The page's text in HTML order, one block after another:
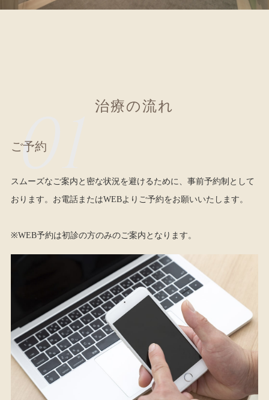
治療の流れ
01
ご予約
スムーズなご案内と密な状況を避けるために、事前予約制として
おります。お電話またはWEBよりご予約をお願いいたします。
※WEB予約は初診の方のみのご案内となります。